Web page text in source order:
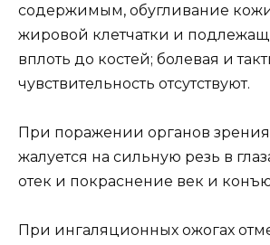
содержимым, обугливание
жировой клетчатки и
вплоть до костей; болевая и
чувствительность отсутствуют.
При поражении органов
жалуется на сильную резь в
отек и покраснение век и
При ингаляционных ожогах